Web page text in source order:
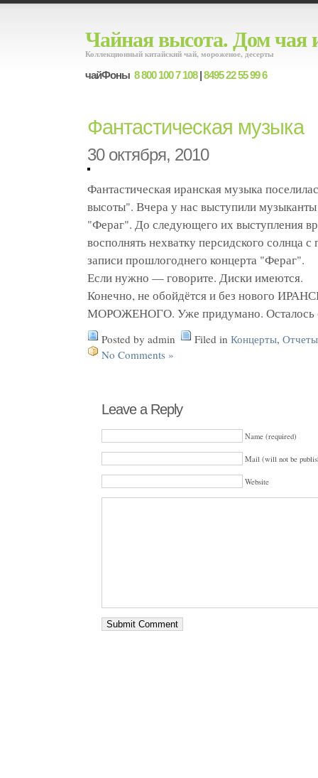
Чайная высота. Дом чая
Коллекционный китайский чай, мороженое, десерты
чайФоны 8 800 100 7 108|8495 22 55 99 6
Фантастическая музыка
30 октября, 2010
Фантастическая иранская музыка
высоты". Вчера у нас выступили
"Фераг". До следующего их выступления
восполнять нехватку персидского
записи прошлогоднего концерта "Фераг".
Если нужно — говорите. Диски имеются.
Конечно, не обойдётся и без нового
МОРОЖЕНОГО. Уже придумано. Осталось
Posted by admin Filed in Концерты, Отчеты
No Comments »
Leave a Reply
Name (required)
Mail (will not be
Website